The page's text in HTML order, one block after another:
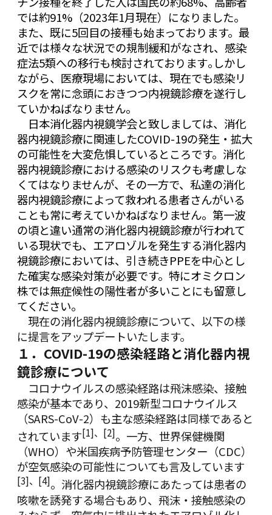
では約91%（2023年1月現在）になりました。
また、既に5回目の接種も始まっております。最
近では様々な状況での規制緩和がなされ、感染
症法5類への移行も検討されております｡しかし
ながら、医療現場においては、現在でも感染リ
スクを常に念頭におきつつ内視鏡診療を遂行し
ていかねばなりません。
日本消化器内視鏡学会と致しましては、消化
器内視鏡診療に関連したCOVID-19の発生・拡大
の可能性を大変危惧しているところです。消化
器内視鏡診療における感染のリスクも考慮しな
くてはなりませんが、その一方で、私達の消化
器内視鏡診療によって救われる患者さんがいる
ことも常に考えていかねばなりません。第一波
の頃と違い通常の消化器内視鏡診療が行われて
いる現状でも、エアロゾルを発生する消化器内
視鏡診療においては、引き続きPPEを中心とし
た確実な感染対策が必要です。特にオミクロン
株では無症候性の陽性者が多いことにも留意し
てください。
現在の消化器内視鏡診療について、以下の様
に提言をアップデートいたします。
１．COVID-19の感染経路と消化器内視
鏡診療について
コロナウイルスの感染経路は飛沫感染、接触
感染が基本であり、2019新型コロナウイルス
（SARS-CoV-2）も主な感染経路は同様であると
されています[1]、 [2]。一方、世界保健機関
（WHO）や米国疾病予防管理センター（CDC）
が空気感染の可能性についても言及しています
[3]、 [4]。消化器内視鏡診療にあたっては患者の
咳嗽を誘発する場合もあり、飛沫・接触感染の